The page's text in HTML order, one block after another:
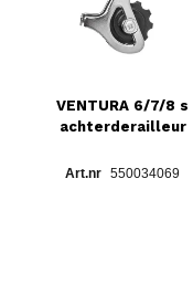
VENTURA 6/7/8 s
achterderailleur
550034069